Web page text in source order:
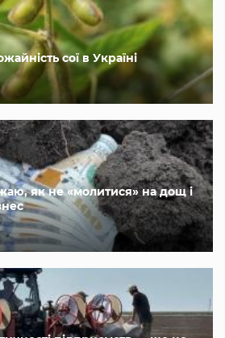
сої в Україні
як не «молитися» на дощ і